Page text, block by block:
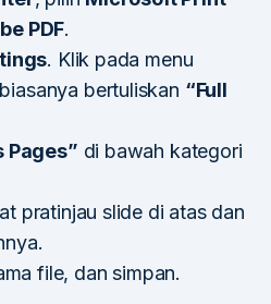
PDF.
. Klik pada menu
bertuliskan “Full
Pages” di bawah kategori
pratinjau slide di atas dan
file, dan simpan.